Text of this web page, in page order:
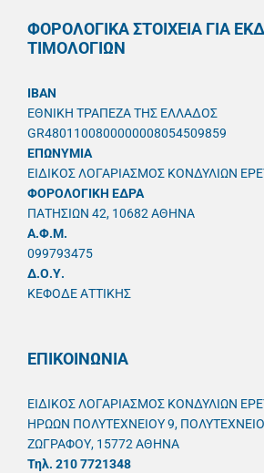
ΦΟΡΟΛΟΓΙΚΑ ΣΤΟΙΧΕΙΑ ΓΙΑ
ΤΙΜΟΛΟΓΙΩΝ
IBAN
ΕΘΝΙΚΗ ΤΡΑΠΕΖΑ ΤΗΣ ΕΛΛΑΔΟΣ
GR4801100800000008054509859
ΕΠΩΝΥΜΙΑ
ΕΙΔΙΚΟΣ ΛΟΓΑΡΙΑΣΜΟΣ ΚΟΝΔΥΛΙΩΝ
ΦΟΡΟΛΟΓΙΚΗ ΕΔΡΑ
ΠΑΤΗΣΙΩΝ 42, 10682 ΑΘΗΝΑ
A.Φ.Μ.
099793475
Δ.Ο.Υ.
ΚΕΦΟΔΕ ΑΤΤΙΚΗΣ
ΕΠΙΚΟΙΝΩΝΙΑ
ΕΙΔΙΚΟΣ ΛΟΓΑΡΙΑΣΜΟΣ ΚΟΝΔΥΛΙΩΝ
ΗΡΩΩΝ ΠΟΛΥΤΕΧΝΕΙΟΥ 9,
ΖΩΓΡΑΦΟΥ, 15772 ΑΘΗΝΑ
Τηλ. 210 7721348